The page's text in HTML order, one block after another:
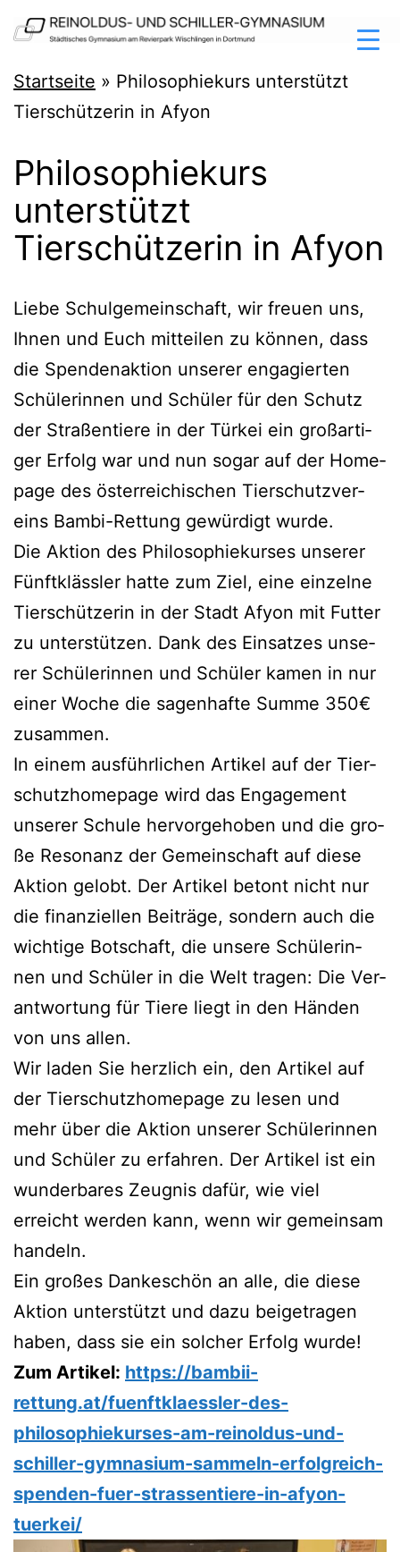
Zum
Inhalt
springen
Reinoldus-
und
Gymnasium
Dortmund
Startseite » Philosophiekurs unterstützt
Tierschützerin in Afyon
Philosophiekurs
unterstützt
Tierschützerin in Afyon
Lie­be Schul­ge­mein­schaft, wir freu­en uns,
Ihnen und Euch mit­tei­len zu kön­nen, dass
die Spen­den­ak­ti­on unse­rer enga­gier­ten
Schü­le­rin­nen und Schü­ler für den Schutz
der Stra­ßen­tie­re in der Tür­kei ein groß­ar­ti­
ger Erfolg war und nun sogar auf der Home­
page des öster­rei­chi­schen Tier­schutz­ver­
eins Bam­bi-Ret­tung gewür­digt wurde.
Die Akti­on des Phi­lo­so­phie­kur­ses unse­rer
Fünft­kläss­ler hat­te zum Ziel, eine ein­zel­ne
Tier­schüt­ze­rin in der Stadt Afyon mit Fut­ter
zu unter­stüt­zen. Dank des Ein­sat­zes unse­
rer Schü­le­rin­nen und Schü­ler kamen in nur
einer Woche die sagen­haf­te Sum­me 350€
zusammen.
In einem aus­führ­li­chen Arti­kel auf der Tier­
schutz­home­page wird das Enga­ge­ment
unse­rer Schu­le her­vor­ge­ho­ben und die gro­
ße Reso­nanz der Gemein­schaft auf die­se
Akti­on gelobt. Der Arti­kel betont nicht nur
die finan­zi­el­len Bei­trä­ge, son­dern auch die
wich­ti­ge Bot­schaft, die unse­re Schü­le­rin­
nen und Schü­ler in die Welt tra­gen: Die Ver­
ant­wor­tung für Tie­re liegt in den Hän­den
von uns allen.
Wir laden Sie herz­lich ein, den Arti­kel auf
der Tier­schutz­home­page zu lesen und
mehr über die Akti­on unse­rer Schü­le­rin­nen
und Schü­ler zu erfah­ren. Der Arti­kel ist ein
wun­der­ba­res Zeug­nis dafür, wie viel
erreicht wer­den kann, wenn wir gemein­sam
handeln.
Ein gro­ßes Dan­ke­schön an alle, die die­se
Akti­on unter­stützt und dazu bei­getra­gen
haben, dass sie ein sol­cher Erfolg wurde!
Zum Arti­kel: https://bambii-
rettung.at/fuenftklaessler-des-
philosophiekurses-am-reinoldus-und-
schiller-gymnasium-sammeln-erfolgreich-
spenden-fuer-strassentiere-in-afyon-
tuerkei/